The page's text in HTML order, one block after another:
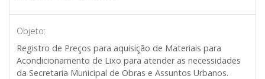
Objeto:
Registro de Preços para aquisição de Materiais para
Acondicionamento de Lixo para atender as necessidades
da Secretaria Municipal de Obras e Assuntos Urbanos.